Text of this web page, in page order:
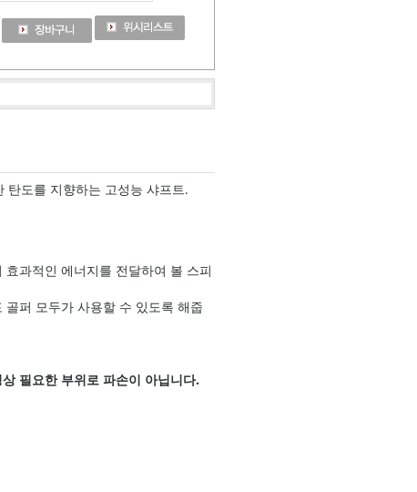
탄도를 지향하는 고성능 샤프트.
과적인 에너지를 전달하여 볼 스피
퍼 모두가 사용할 수 있도록 해줍
필요한 부위로 파손이 아닙니다.